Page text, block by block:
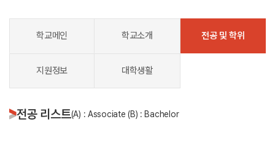
학교메인 학교소개 전공 및 학위
지원정보 대학생활
전공 리스트(A) : Associate (B) : Bachelor